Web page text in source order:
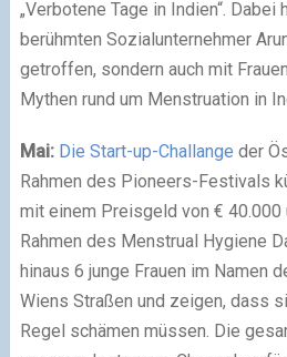
„Verbotene Tage in Indien“. Dabei
berühmten Sozialunternehmer
getroffen, sondern auch mit
Mythen rund um Menstruation in
Mai: Die Start-up-Challange der
Rahmen des Pioneers-Festivals
mit einem Preisgeld von € 40.000
Rahmen des Menstrual Hygiene
hinaus 6 junge Frauen im Namen
Wiens Straßen und zeigen, dass
Regel schämen müssen. Die